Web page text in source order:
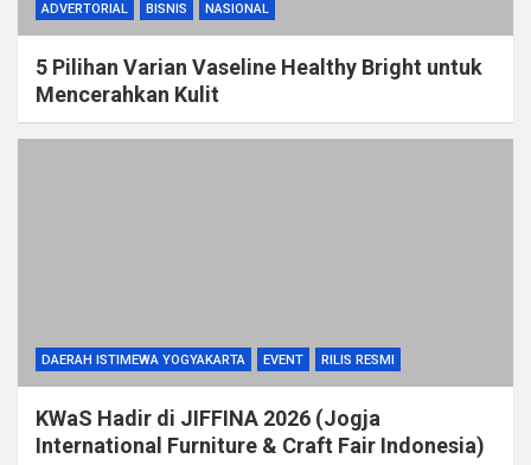
ADVERTORIAL BISNIS NASIONAL
5 Pilihan Varian Vaseline Healthy Bright untuk
Mencerahkan Kulit
DAERAH ISTIMEWA YOGYAKARTA EVENT RILIS RESMI
KWaS Hadir di JIFFINA 2026 (Jogja
International Furniture & Craft Fair Indonesia)